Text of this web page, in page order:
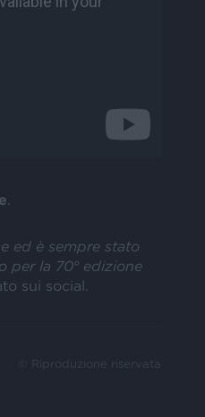
ed è sempre stato
per la 70° edizione
sui social.
© Riproduzione riservata